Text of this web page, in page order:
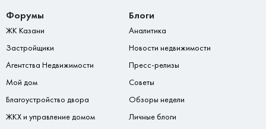
Форумы
ЖК Казани
Застройщики
Агентства Недвижимости
Мой дом
Благоустройство двора
ЖКХ и управление домом
Блоги
Аналитика
Новости недвижимости
Пресс-релизы
Советы
Обзоры недели
Личные блоги